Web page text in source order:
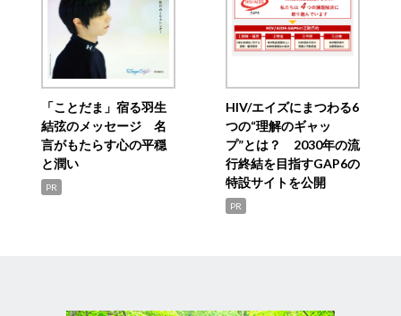
「ことだま」宿る羽生
結弦のメッセージ 名
言がもたらす心の平穏
と潤い
PR
HIV/エイズにまつわる6
つの“理解のギャッ
プ”とは？ 2030年の流
行終結を目指すGAP6の
特設サイトを公開
PR